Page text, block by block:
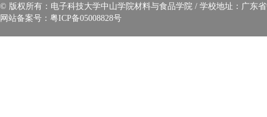
© 版权所有：电子科技大学中山学院材料与食品学院 / 学校地址：广东
网站备案号： 粤ICP备05008828号